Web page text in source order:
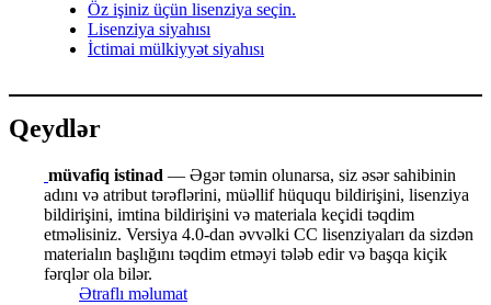
Öz işiniz üçün lisenziya seçin.
Lisenziya siyahısı
İctimai mülkiyyət siyahısı
Qeydlər
müvafiq istinad — Əgər təmin olunarsa, siz əsər sahibinin
adını və atribut tərəflərini, müəllif hüququ bildirişini, lisenziya
bildirişini, imtina bildirişini və materiala keçidi təqdim
etməlisiniz. Versiya 4.0-dan əvvəlki CC lisenziyaları da sizdən
materialın başlığını təqdim etməyi tələb edir və başqa kiçik
fərqlər ola bilər.
Ətraflı məlumat